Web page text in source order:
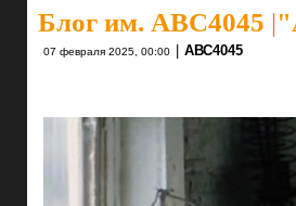
Блог им. ABC4045 |
07 февраля 2025, 00:00 АВС4045